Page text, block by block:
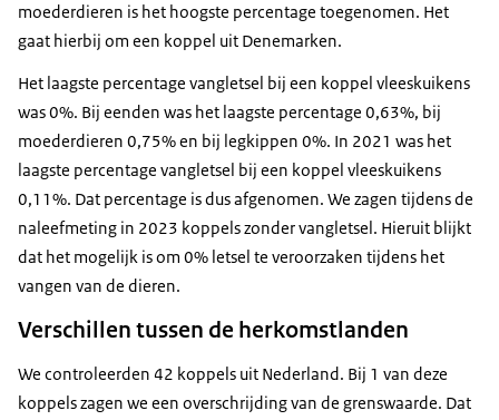
moederdieren is het hoogste percentage toegenomen. Het
gaat hierbij om een koppel uit Denemarken.
Het laagste percentage vangletsel bij een koppel vleeskuikens
was 0%. Bij eenden was het laagste percentage 0,63%, bij
moederdieren 0,75% en bij legkippen 0%. In 2021 was het
laagste percentage vangletsel bij een koppel vleeskuikens
0,11%. Dat percentage is dus afgenomen. We zagen tijdens de
naleefmeting in 2023 koppels zonder vangletsel. Hieruit blijkt
dat het mogelijk is om 0% letsel te veroorzaken tijdens het
vangen van de dieren.
Verschillen tussen de herkomstlanden
We controleerden 42 koppels uit Nederland. Bij 1 van deze
koppels zagen we een overschrijding van de grenswaarde. Dat